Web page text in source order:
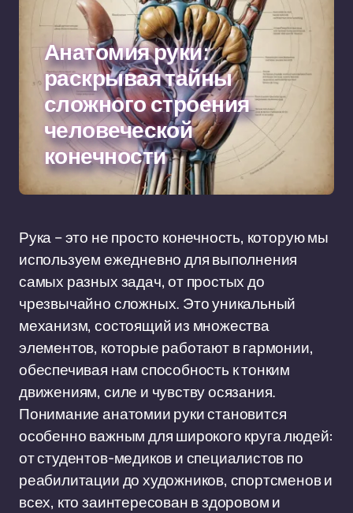
Анатомия руки:
раскрывая тайны
сложного строения
человеческой
конечности
Рука – это не просто конечность, которую мы
используем ежедневно для выполнения
самых разных задач, от простых до
чрезвычайно сложных. Это уникальный
механизм, состоящий из множества
элементов, которые работают в гармонии,
обеспечивая нам способность к тонким
движениям, силе и чувству осязания.
Понимание анатомии руки становится
особенно важным для широкого круга людей:
от студентов-медиков и специалистов по
реабилитации до художников, спортсменов и
всех, кто заинтересован в здоровом и